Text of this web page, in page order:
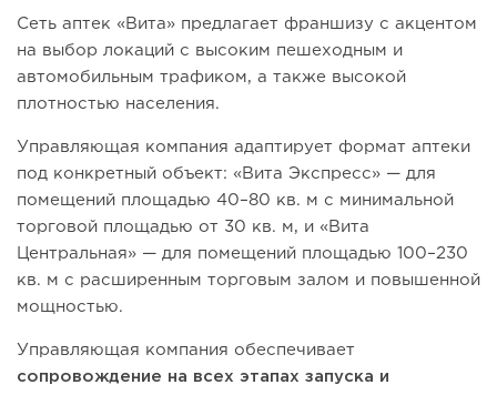
Сеть аптек «Вита» предлагает франшизу с акцентом
на выбор локаций с высоким пешеходным и
автомобильным трафиком, а также высокой
плотностью населения.
Управляющая компания адаптирует формат аптеки
под конкретный объект: «Вита Экспресс» — для
помещений площадью 40–80 кв. м с минимальной
торговой площадью от 30 кв. м, и «Вита
Центральная» — для помещений площадью 100–230
кв. м с расширенным торговым залом и повышенной
мощностью.
Управляющая компания обеспечивает
сопровождение на всех этапах запуска и